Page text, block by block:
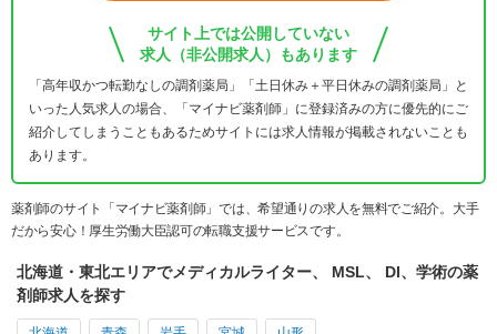
サイト上では公開していない
求人（非公開求人）もあります
「高年収かつ転勤なしの調剤薬局」「土日休み＋平日休みの調剤薬局」と
いった人気求人の場合、「マイナビ薬剤師」に登録済みの方に優先的にご
紹介してしまうこともあるためサイトには求人情報が掲載されないことも
あります。
薬剤師のサイト「マイナビ薬剤師」では、希望通りの求人を無料でご紹介。大手
だから安心！厚生労働大臣認可の転職支援サービスです。
北海道・東北エリアでメディカルライター、 MSL、 DI、学術の薬
剤師求人を探す